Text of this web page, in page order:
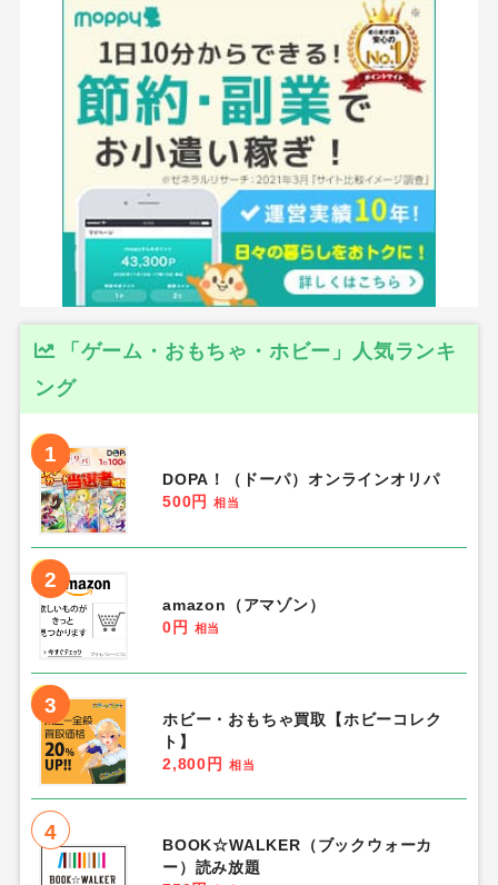
「ゲーム・おもちゃ・ホビー」人気ランキ
ング
1
DOPA！（ドーパ）オンラインオリパ
500円
相当
2
amazon（アマゾン）
0円
相当
3
ホビー・おもちゃ買取【ホビーコレク
ト】
2,800円
相当
4
BOOK☆WALKER（ブックウォーカ
ー）読み放題